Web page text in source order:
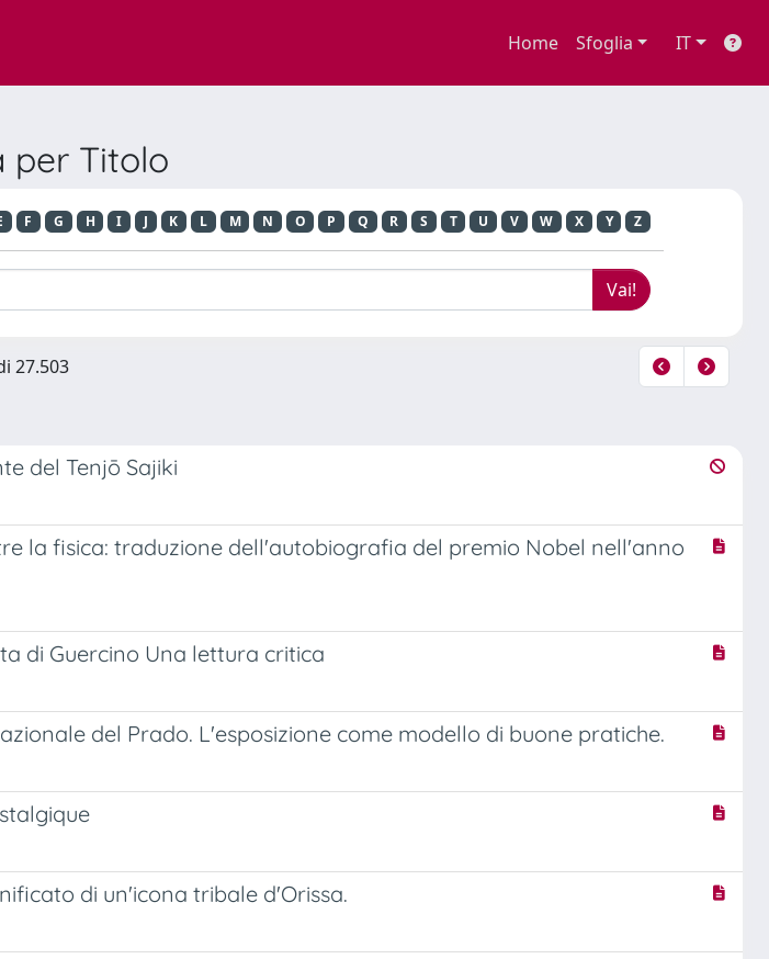
Home Sfoglia IT
per Titolo
F G H I J K L M N O P Q R S T U V W X Y Z
27.503
del Tenjō Sajiki
la fisica: traduzione dell'autobiografia del premio Nobel nell'anno
di Guercino Una lettura critica
del Prado. L'esposizione come modello di buone pratiche.
di un'icona tribale d'Orissa.